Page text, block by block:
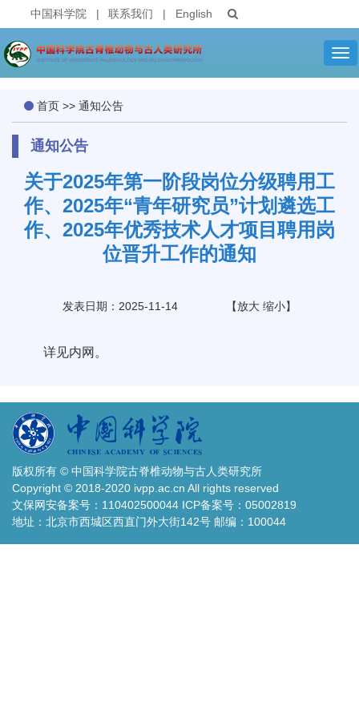
中国科学院 | 联系我们 | English
首页 >> 通知公告
通知公告
关于2025年第一阶段岗位分级聘用工
作、2025年“青年研究员”计划遴选工
作、2025年优秀技术人才项目聘用岗
位晋升工作的通知
发表日期：2025-11-14 【放大 缩小】
详见内网。
版权所有 © 中国科学院古脊椎动物与古人类研究所
Copyright © 2018-2020 ivpp.ac.cn All rights reserved
文保网安备案号：110402500044 ICP备案号：05002819
地址：北京市西城区西直门外大街142号 邮编：100044